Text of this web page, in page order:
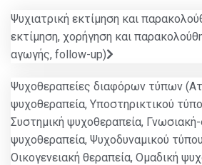
Ψυχιατρική εκτίμηση και
εκτίμηση, χορήγηση και
αγωγής, follow-up)
Ψυχοθεραπείες διαφόρων τύπων
ψυχοθεραπεία, Υποστηρικτικού
Συστημική ψυχοθεραπεία,
ψυχοθεραπεία, Ψυχοδυναμικού
Οικογενειακή θεραπεία, Ομαδική